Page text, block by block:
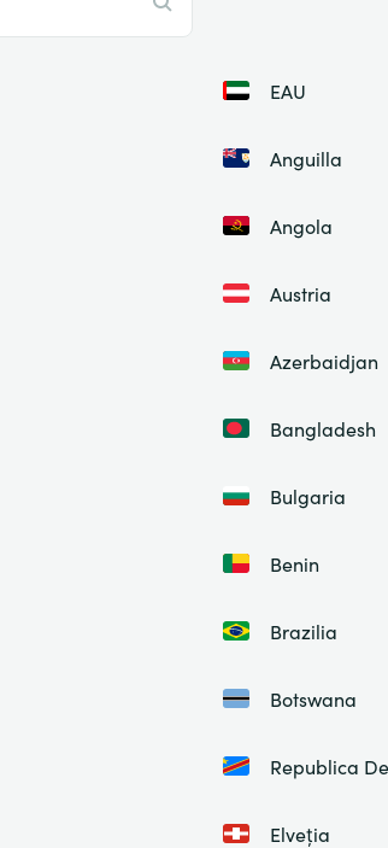
EAU
Anguilla
Angola
Austria
Azerbaidjan
Bangladesh
Bulgaria
Benin
Brazilia
Botswana
Republica
Elveția